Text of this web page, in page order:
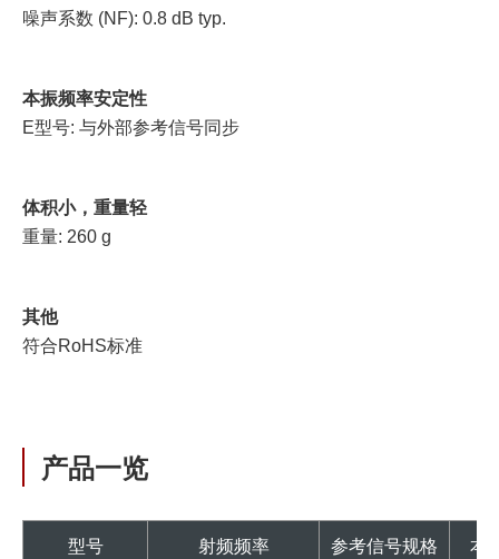
噪声系数 (NF): 0.8 dB typ.
本振频率安定性
E型号: 与外部参考信号同步
体积小，重量轻
重量: 260 g
其他
符合RoHS标准
产品一览
型号 射频频率 参考信号规格 本